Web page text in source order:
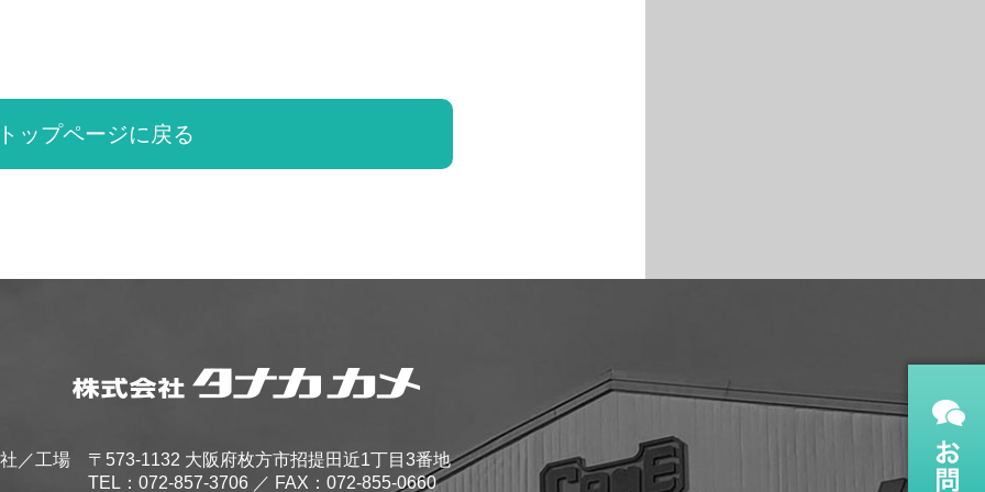
ップページに戻る
／工場
〒573-1132 大阪府枚方市招提田近1丁目3番地
TEL： 072-857-3706 ／ FAX：072-855-0660